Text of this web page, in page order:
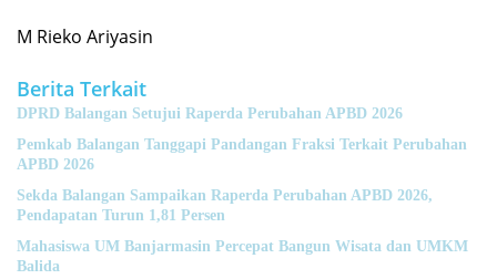
M Rieko Ariyasin
Berita Terkait
DPRD Balangan Setujui Raperda Perubahan APBD 2026
Pemkab Balangan Tanggapi Pandangan Fraksi Terkait Perubahan
APBD 2026
Sekda Balangan Sampaikan Raperda Perubahan APBD 2026,
Pendapatan Turun 1,81 Persen
Mahasiswa UM Banjarmasin Percepat Bangun Wisata dan UMKM
Balida